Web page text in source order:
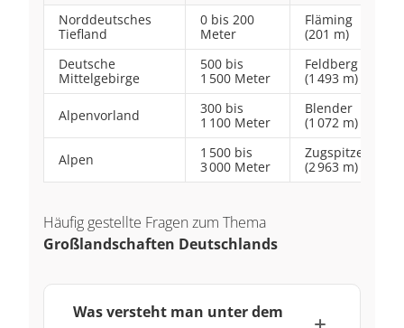
Norddeutsches
Tiefland
0 bis 200
Meter
Fläming
(201 m)
Deutsche
Mittelgebirge
500 bis
1 500 Meter
Feldberg
(1 493 m)
Alpenvorland
300 bis
1 100 Meter
Blender
(1 072 m)
Alpen
1 500 bis
3 000 Meter
Zugspitze
(2 963 m)
Häufig gestellte Fragen zum Thema
Großlandschaften Deutschlands
Was versteht man unter dem